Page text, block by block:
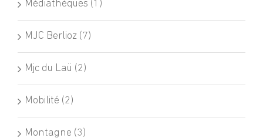
Médiathèques (1)
MJC Berlioz (7)
Mjc du Laü (2)
Mobilité (2)
Montagne (3)